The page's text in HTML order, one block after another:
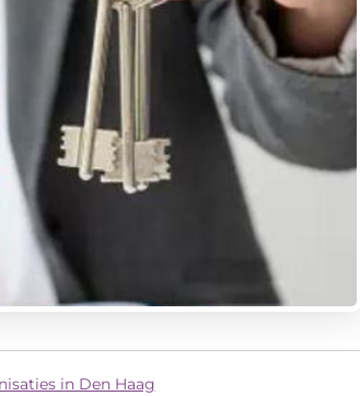
in Den Haag